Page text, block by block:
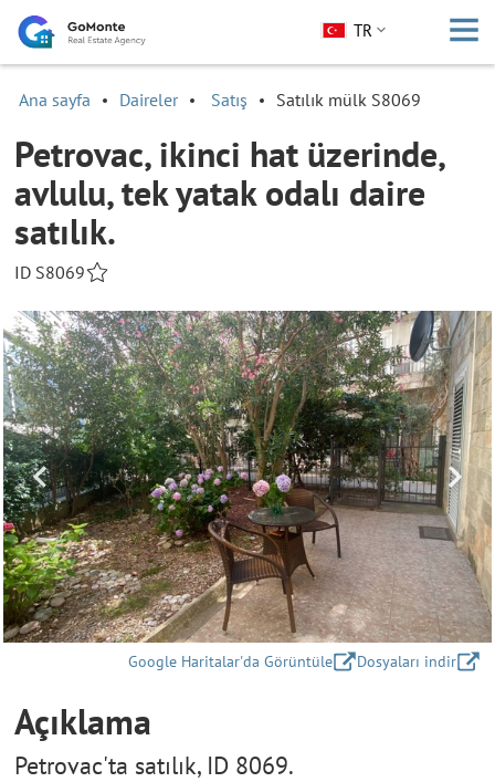
TR
Ana sayfa Daireler Satış Satılık mülk S8069
Petrovac, ikinci hat üzerinde,
avlulu, tek yatak odalı daire
satılık.
ID S8069
Google Haritalar'da Görüntüle Dosyaları indir
Açıklama
Petrovac'ta satılık, ID 8069.